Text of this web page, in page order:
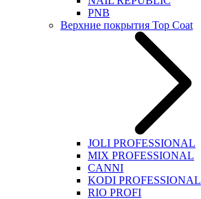
PNB
Верхние покрытия Top Coat
JOLI PROFESSIONAL
MIX PROFESSIONAL
CANNI
KODI PROFESSIONAL
RIO PROFI